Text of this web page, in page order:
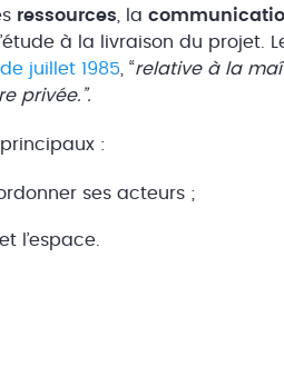
ressources , la
à la livraison du projet.
de juillet 1985 , “relative à la
privée.”.
principaux :
ses acteurs ;
l’espace.